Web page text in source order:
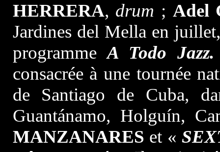
HERRERA, drum ; Adel
Jardines del Mella en
programmeA Todo Jazz.
consacrée à une tournée
de Santiago de Cuba,
Guantánamo, Holguín,
MANZANARES et «